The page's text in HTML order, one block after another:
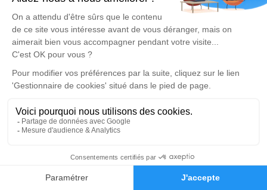
Faire-part Hommages
Un service de plantation d’arbre hommage estdisponible
ici.
lundi 07 décembre 2020 à 10h30
Église Saint-Jean-Baptiste de La Ménitré
49250 La Ménitré